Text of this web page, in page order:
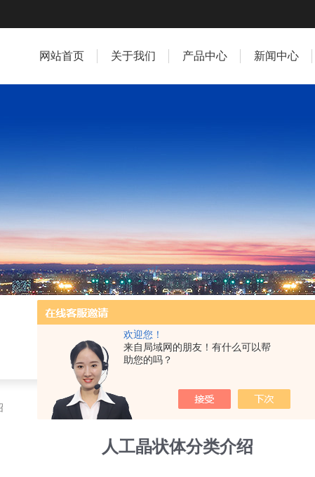
欢迎您！
来自局域网的朋友！有什么可以帮
助您的吗？
网站首页 关于我们 产品中心 新闻中心
热门关键词：隐形眼镜（接触镜）用检测仪器和生产设备，人工晶状体（IOL/ICL）用检测仪器和生产设备，眼镜产品检测仪器，水
人工晶状体分类介绍